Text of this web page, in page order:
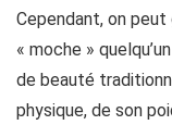
Cependant, on
« moche »
de beauté
physique, de son